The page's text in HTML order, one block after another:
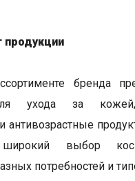
продукции
бренда
ухода за
широкий выбор
потребностей и